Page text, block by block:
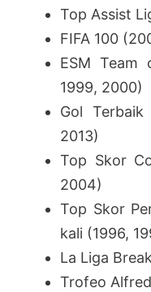
Top Assist
FIFA 100
ESM
1999, 2000)
Gol
2013)
Top Skor
2004)
Top Skor
kali (1996,
La Liga
Trofeo